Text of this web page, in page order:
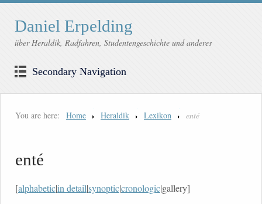
Daniel Erpelding
über Heraldik, Radfahren, Studentengeschichte und anderes
Secondary Navigation
You are here: Home Heraldik Lexikon enté
enté
[alphabetic|in detail|synoptic|cronologic|gallery]